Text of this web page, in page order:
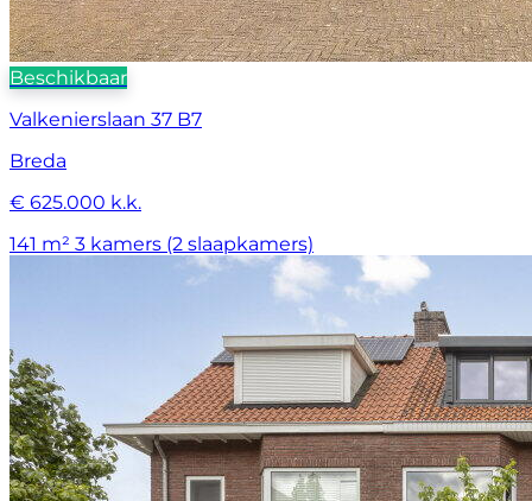
Beschikbaar
Valkenierslaan 37 B7
Breda
€ 625.000 k.k.
141 m² 3 kamers (2 slaapkamers)